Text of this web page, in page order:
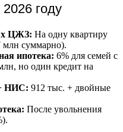
году
ЦЖЗ: На одну квартиру
суммарно).
ипотека: 6% для семей с
но один кредит на
НИС: 912 тыс. + двойные
После увольнения